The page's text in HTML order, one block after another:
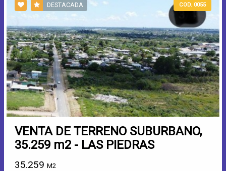
DESTACADA COD. 0055
VENTA DE TERRENO SUBURBANO,
35.259 m2 - LAS PIEDRAS
35.259 M2